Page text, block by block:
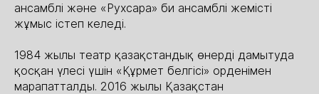
ансамблі және «Рухсара» би ансамблі жемісті
жұмыс істеп келеді.
1984 жылы театр қазақстандық өнерді дамытуда
қосқан үлесі үшін «Құрмет белгісі» орденімен
марапатталды. 2016 жылы Қазақстан